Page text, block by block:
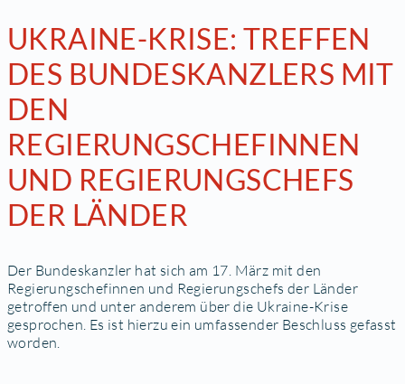
UKRAINE-KRISE: TREFFEN
DES BUNDESKANZLERS MIT
DEN
REGIERUNGSCHEFINNEN
UND REGIERUNGSCHEFS
DER LÄNDER
Der Bundeskanzler hat sich am 17. März mit den
Regierungschefinnen und Regierungschefs der Länder
getroffen und unter anderem über die Ukraine-Krise
gesprochen. Es ist hierzu ein umfassender Beschluss gefasst
worden.